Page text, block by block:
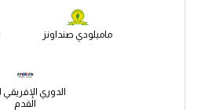
ماميلودي صنداونز
الدوري الإفريقي
القدم